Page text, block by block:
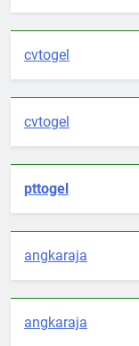
cvtogel
cvtogel
pttogel
angkaraja
angkaraja